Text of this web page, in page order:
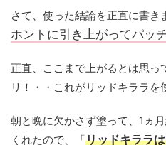
さて、使った結論を正直に書き
ホントに引き上がってパッ
正直、ここまで上がるとは思っ
リ！・・これがリッドキララを
朝と晩に欠かさず塗って、1ヵ
くれたので、「リッドキララ